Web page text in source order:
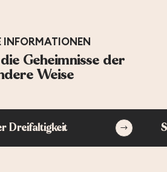
INFORMATIONEN
Geheimnisse der
Weise
Dreifaltigkeit